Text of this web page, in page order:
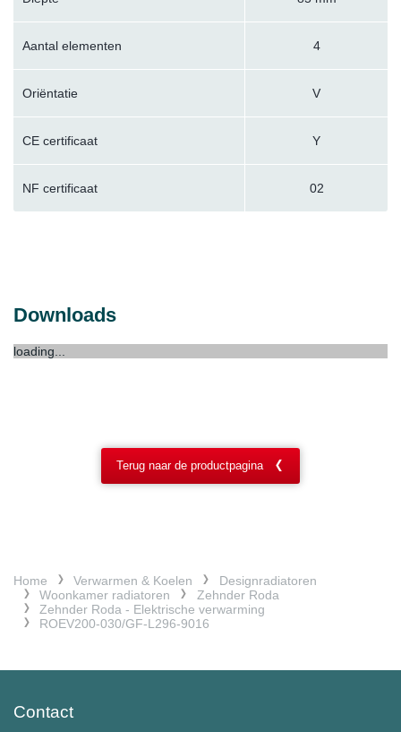
Aantal elementen 4
Oriëntatie V
CE certificaat Y
NF certificaat 02
Downloads
loading...
Terug naar de productpagina
Home Verwarmen & Koelen
Designradiatoren
Woonkamer radiatoren
Zehnder Roda
Zehnder Roda - Elektrische verwarming
ROEV200-030/GF-L296-9016
Contact